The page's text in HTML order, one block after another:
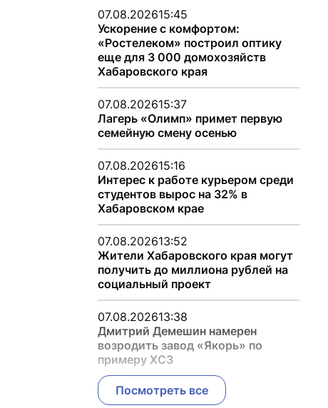
07.08.202615:45
Ускорение с комфортом:
«Ростелеком» построил оптику
еще для 3 000 домохозяйств
Хабаровского края
07.08.202615:37
Лагерь «Олимп» примет первую
семейную смену осенью
07.08.202615:16
Интерес к работе курьером среди
студентов вырос на 32% в
Хабаровском крае
07.08.202613:52
Жители Хабаровского края могут
получить до миллиона рублей на
социальный проект
07.08.202613:38
Дмитрий Демешин намерен
возродить завод «Якорь» по
примеру ХСЗ
Посмотреть все